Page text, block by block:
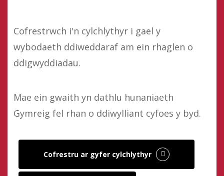
Cofrestrwch i'n cylchlythyr i gael y
wybodaeth ddiweddaraf am ein rhaglen o
ddigwyddiadau.
Mae ein gwaith yn dathlu hunaniaeth
Gymreig fel rhan o ddiwylliant cyfoes y byd.
Cofrestru ar gyfer cylchlythyr